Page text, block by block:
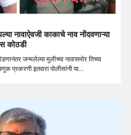
नावाऐवजी काकाचे नाव नोंदवणाऱ्या
कोठडी
जन्मलेल्या मुलीच्या नावासमोर तिच्या
प्रकरणी इतवारा पोलीसांनी या…